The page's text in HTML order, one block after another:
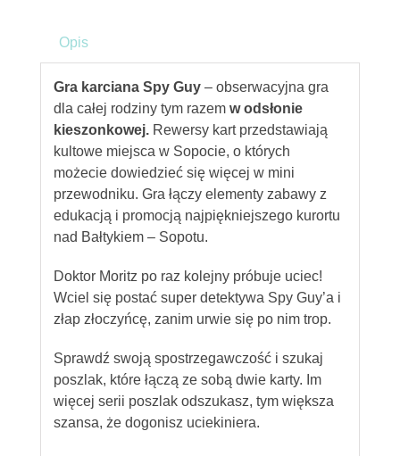
Opis
Gra karciana Spy Guy – obserwacyjna gra
dla całej rodziny tym razemw odsłonie
kieszonkowej. Rewersy kart przedstawiają
kultowe miejsca w Sopocie, o których
możecie dowiedzieć się więcej w mini
przewodniku. Gra łączy elementy zabawy z
edukacją i promocją najpiękniejszego kurortu
nad Bałtykiem – Sopotu.
Doktor Moritz po raz kolejny próbuje uciec!
Wciel się postać super detektywa Spy Guy’a i
złap złoczyńcę, zanim urwie się po nim trop.
Sprawdź swoją spostrzegawczość i szukaj
poszlak, które łączą ze sobą dwie karty. Im
więcej serii poszlak odszukasz, tym większa
szansa, że dogonisz uciekiniera.